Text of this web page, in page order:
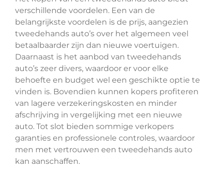
verschillende voordelen. Een van de
belangrijkste voordelen is de prijs, aangezien
tweedehands auto’s over het algemeen veel
betaalbaarder zijn dan nieuwe voertuigen.
Daarnaast is het aanbod van tweedehands
auto’s zeer divers, waardoor er voor elke
behoefte en budget wel een geschikte optie te
vinden is. Bovendien kunnen kopers profiteren
van lagere verzekeringskosten en minder
afschrijving in vergelijking met een nieuwe
auto. Tot slot bieden sommige verkopers
garanties en professionele controles, waardoor
men met vertrouwen een tweedehands auto
kan aanschaffen.